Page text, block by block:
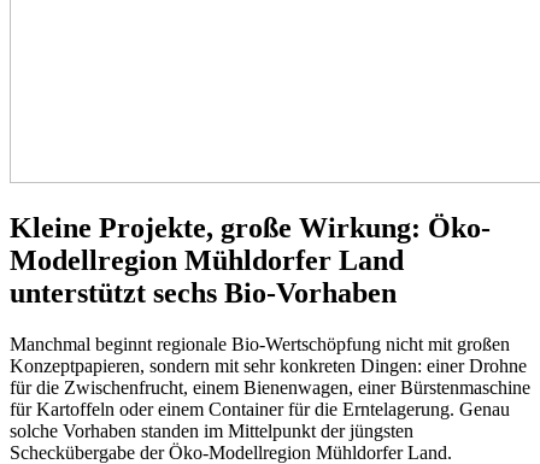
Kleine Projekte, große Wirkung: Öko-
Modellregion Mühldorfer Land
unterstützt sechs Bio-Vorhaben
Manchmal beginnt regionale Bio-Wertschöpfung nicht mit großen
Konzeptpapieren, sondern mit sehr konkreten Dingen: einer Drohne
für die Zwischenfrucht, einem Bienenwagen, einer Bürstenmaschine
für Kartoffeln oder einem Container für die Erntelagerung. Genau
solche Vorhaben standen im Mittelpunkt der jüngsten
Scheckübergabe der Öko-Modellregion Mühldorfer Land.